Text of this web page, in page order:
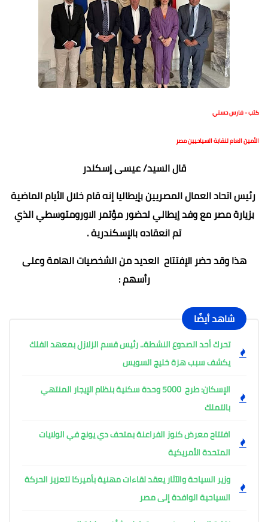
كتب - فارس حسني
الأمين العام لنقابة السياحيين مصر
قال السيد/ عيسى إسكندر
رئيس اتحاد العمال المصريين بإيطاليا إنه قام خلال الأيام الماضية
بزيارة مصر مع وفد إيطالي لحضور مؤتمر الاورومتوسطي الذي
تم انعقاده بالإسكندرية .
هذا وقد حضر الإفتتاح العديد من الشخصيات الهامة وعلى
رأسهم :
شاهد أيضًا
تحرك أحد الصدوع النشطة.. رئيس قسم الزلازل بمعهد الفلك
يكشف سبب هزة خليج السويس
الإسكان: طرح 5000 وحدة سكنية بنظام الإيجار المنتهي
بالتملك
افتتاح معرض كنوز الفراعنة بمتحف دي يونج في الولايات
المتحدة الأمريكية
وزير السياحة والآثار يعقد لقاءات مهنية بأميركا لتعزيز الحركة
السياحية الوافدة إلى مصر